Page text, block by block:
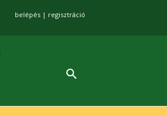
belépés | regisztráció